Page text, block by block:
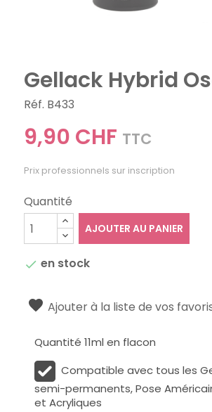
Gellack Hybrid
Réf. B433
9,90 CHF TTC
Prix professionnels sur inscription
Quantité
AJOUTER AU PANIER
 en stock
Ajouter à la liste de vos
Quantité 11ml en flacon
Compatible avec tous les
semi-permanents, Pose
et Acryliques